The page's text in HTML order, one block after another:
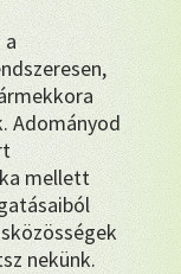
Adományod
mellett
nekünk.